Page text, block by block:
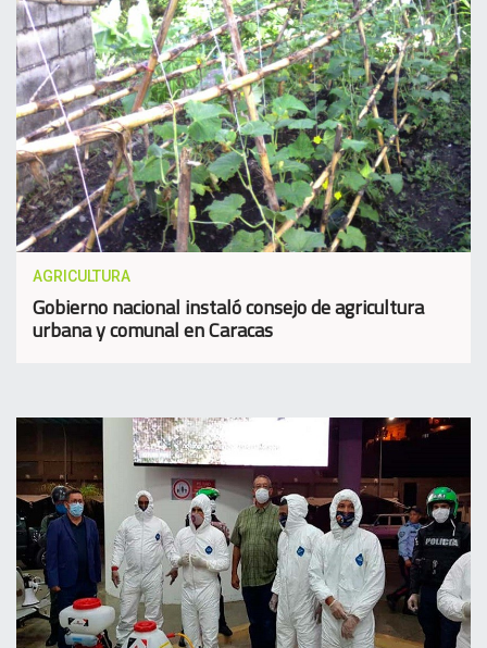
AGRICULTURA
Gobierno nacional instaló consejo de agricultura
urbana y comunal en Caracas